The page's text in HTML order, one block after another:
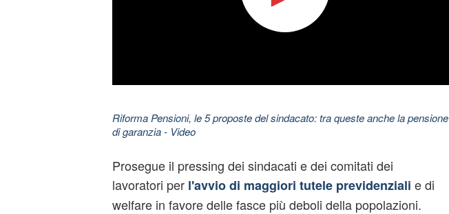
Riforma Pensioni, le 5 proposte del sindacato: tra queste anche la pensione
di garanzia- Video
Prosegue il pressing dei sindacati e dei comitati dei
lavoratori per l'avvio di maggiori tutele previdenziali e di
welfare in favore delle fasce più deboli della popolazioni.